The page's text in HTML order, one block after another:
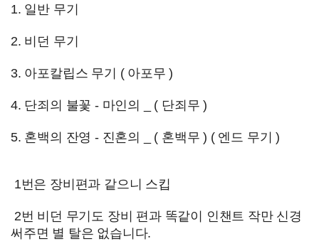
1. 일반 무기
2. 비던 무기
3. 아포칼립스 무기 ( 아포무 )
4. 단죄의 불꽃 - 마인의 _ ( 단죄무 )
5. 혼백의 잔영 - 진혼의 _ ( 혼백무 ) ( 엔드 무기 )
1번은 장비편과 같으니 스킵
2번 비던 무기도 장비 편과 똑같이 인챈트 작만 신경
써주면 별 탈은 없습니다.